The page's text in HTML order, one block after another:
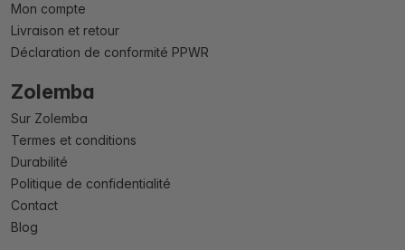
Mon compte
Livraison et retour
Déclaration de conformité PPWR
Zolemba
Sur Zolemba
Termes et conditions
Durabilité
Politique de confidentialité
Contact
Blog